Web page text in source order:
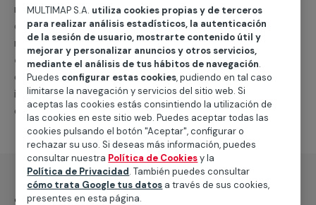
ningún compromiso. Un experto de MULTIMAP te
explicará cuáles son los servicios con los que cuentan
nuestroscerrajerosy elprecio de nuestro
cerrajero de urgencia. Te suministraremos las piezas
o repuestos que necesites, y llevaremos a cabo las
intervenciones que hagan falta para que esta funcione
correctamente.
¿Qué incluye?
MULTIMAP S.A. utiliza cookies propias y de terceros
para realizar análisis estadísticos, la autenticación
de la sesión de usuario, mostrarte contenido útil y
mejorar y personalizar anuncios y otros servicios,
mediante el análisis de tus hábitos de navegación.
Puedes configurar estas cookies, pudiendo en tal caso
limitarse la navegación y servicios del sitio web. Si
aceptas las cookies estás consintiendo la utilización de
las cookies en este sitio web. Puedes aceptar todas las
cookies pulsando el botón "Aceptar", configurar o
rechazar su uso. Si deseas más información, puedes
consultar nuestra Política de Cookiesy la
Política de Privacidad. También puedes consultar
cómo trata Google tus datos a través de sus cookies,
presentes en esta página.